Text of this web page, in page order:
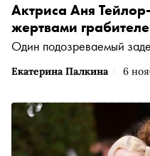
Екатерина Палкина 6
Актриса Аня
жертвами
Один подозреваемый